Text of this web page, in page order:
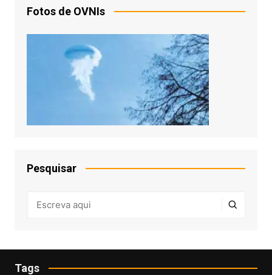
Fotos de OVNIs
Pesquisar
Tags